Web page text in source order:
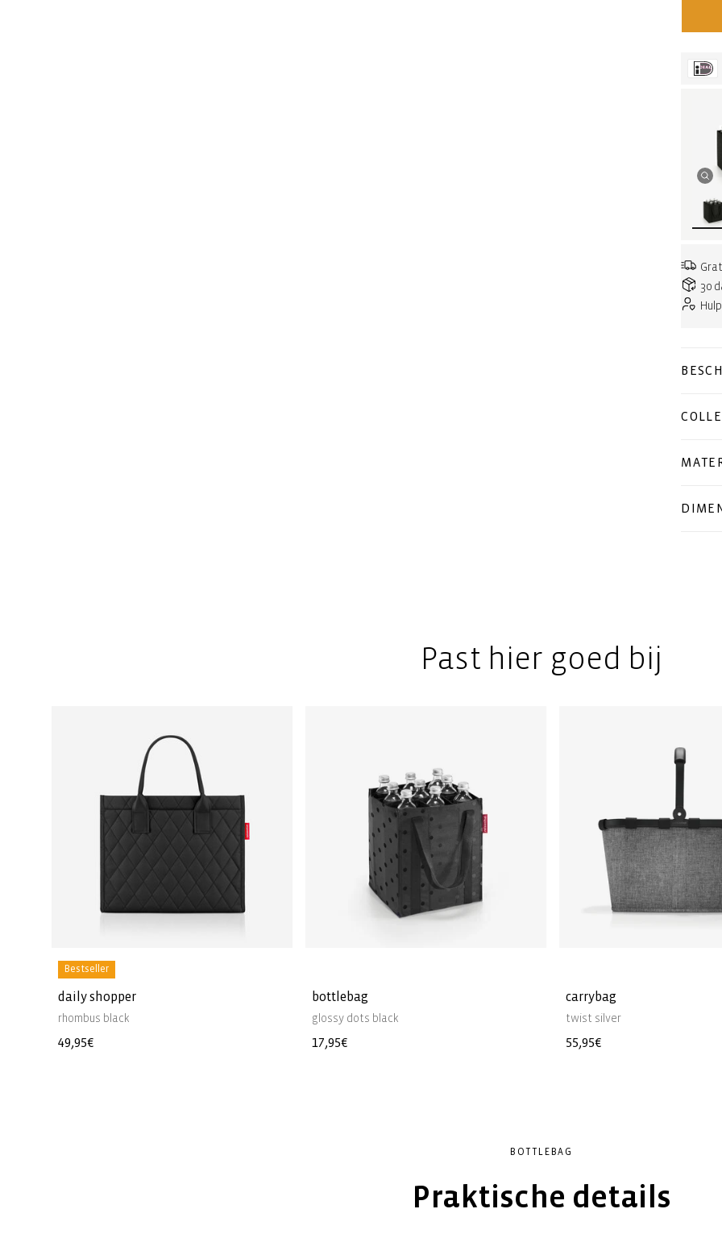
30
Past hier goed bij
Bestseller
daily shopper
rhombus black
Normale
49,95€
bottlebag
glossy dots black
Normale
17,95€
carrybag
twist silver
Normale
55,95€
BOTTLEBAG
Praktische details